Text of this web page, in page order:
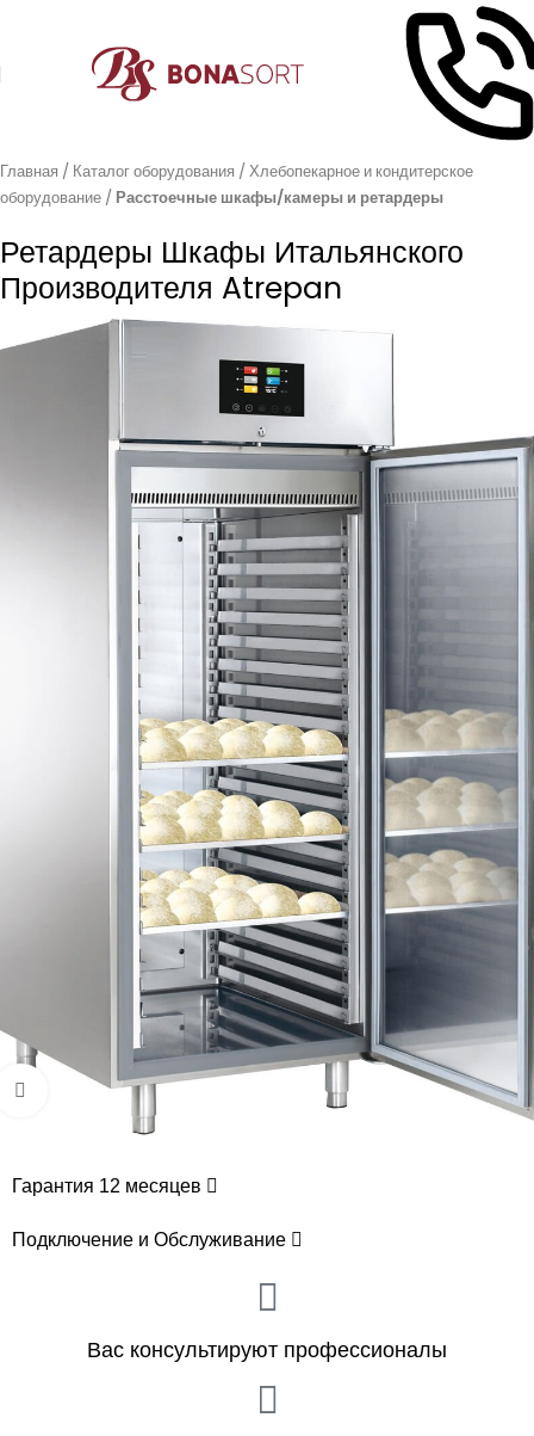
Главная Каталог оборудования
Хлебопекарное и кондитерское
оборудование
Расстоечные шкафы/камеры и ретардеры
Ретардеры Шкафы Итальянского
Производителя Atrepan
Увеличить
Гарантия 12 месяцев
Подключение и Обслуживание
Вас консультируют профессионалы